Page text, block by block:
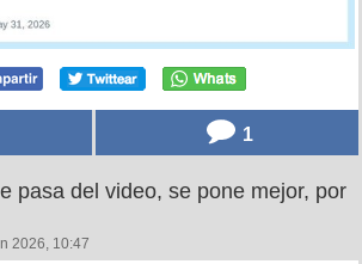
1
pasa del video, se pone mejor, por
2026, 10:47